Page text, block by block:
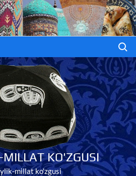
KO'ZGUSI
millat ko'zgusi